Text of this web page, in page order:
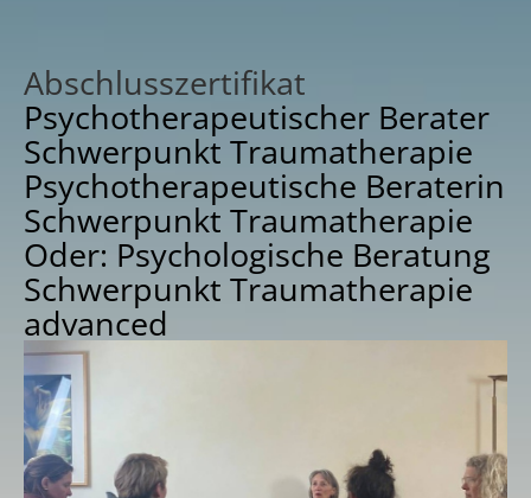
Abschlusszertifikat
Psychotherapeutischer Berater
Schwerpunkt Traumatherapie
Psychotherapeutische Beraterin
Schwerpunkt Traumatherapie
Oder: Psychologische Beratung
Schwerpunkt Traumatherapie
advanced